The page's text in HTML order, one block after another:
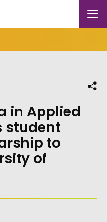
Mobile
in Applied
student
to
of